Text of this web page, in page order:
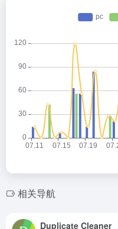
相关导航
Duplicate Cleaner